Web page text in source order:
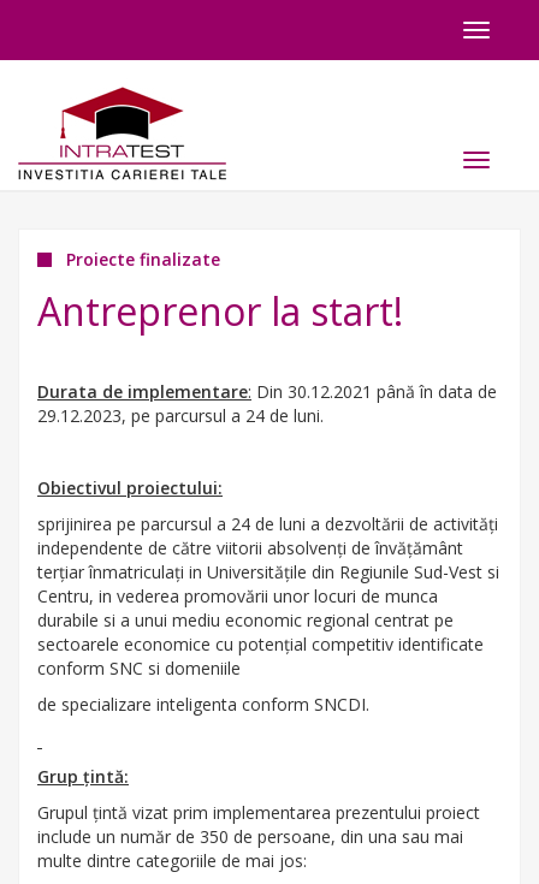
Toggle
Toggle
Proiecte finalizate
Antreprenor la start!
Durata de implementare: Din 30.12.2021 până în data de
29.12.2023, pe parcursul a 24 de luni.
Obiectivul proiectului:
sprijinirea pe parcursul a 24 de luni a dezvoltării de activități
independente de către viitorii absolvenți de învățământ
terțiar înmatriculați in Universitățile din Regiunile Sud-Vest si
Centru, in vederea promovării unor locuri de munca
durabile si a unui mediu economic regional centrat pe
sectoarele economice cu potențial competitiv identificate
conform SNC si domeniile
de specializare inteligenta conform SNCDI.
Grup țintă:
Grupul țintă vizat prim implementarea prezentului proiect
include un număr de 350 de persoane, din una sau mai
multe dintre categoriile de mai jos: